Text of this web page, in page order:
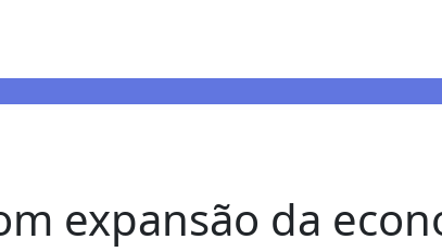
expansão da